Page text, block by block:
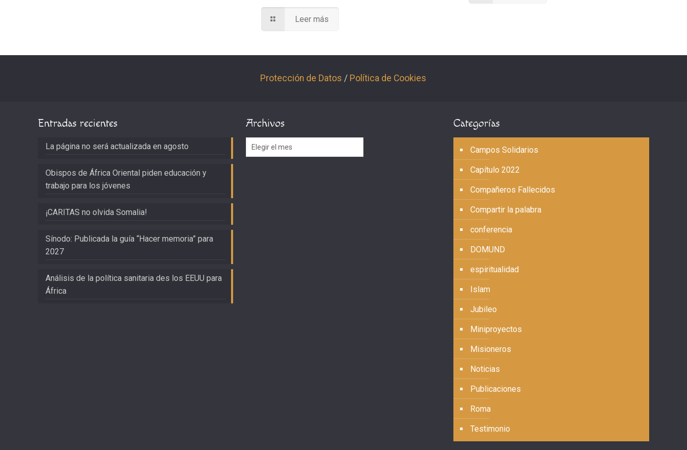
Leer más
Protección de Datos / Política de Cookies
Entradas recientes
La página no será actualizada en agosto
Obispos de África Oriental piden educación y
trabajo para los jóvenes
¡CARITAS no olvida Somalia!
Sínodo: Publicada la guía “Hacer memoria” para
2027
Análisis de la política sanitaria des los EEUU para
África
Archivos
Archivos
Categorías
Campos Solidarios
Capítulo 2022
Compañeros Fallecidos
Compartir la palabra
conferencia
DOMUND
espiritualidad
Islam
Jubileo
Miniproyectos
Misioneros
Noticias
Publicaciones
Roma
Testimonio